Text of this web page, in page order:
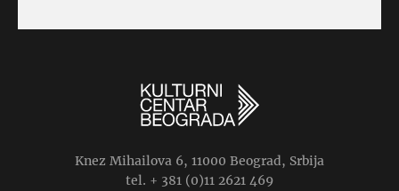
Knez Mihailova 6, 11000 Beograd, Srbija
tel. + 381 (0)11 2621 469